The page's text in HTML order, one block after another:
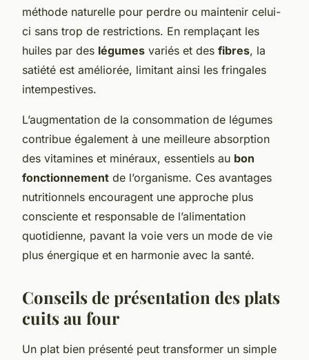
méthode naturelle pour perdre ou maintenir celui-
ci sans trop de restrictions. En remplaçant les
huiles par des légumes variés et des fibres, la
satiété est améliorée, limitant ainsi les fringales
intempestives.
L’augmentation de la consommation de légumes
contribue également à une meilleure absorption
des vitamines et minéraux, essentiels au bon
fonctionnement de l’organisme. Ces avantages
nutritionnels encouragent une approche plus
consciente et responsable de l’alimentation
quotidienne, pavant la voie vers un mode de vie
plus énergique et en harmonie avec la santé.
Conseils de présentation des plats
cuits au four
Un plat bien présenté peut transformer un simple